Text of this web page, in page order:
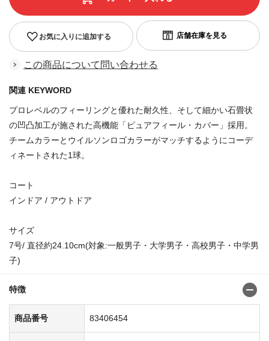
お気に入りに追加する
この商品について問い合わせる
関連 KEYWORD
プロレベルのフィーリングと優れた耐久性、そして細かい石畳状
の凹凸加工が施された高機能「ピュアフィール・カバー」採用。
チームカラーとウイルソンロゴカラーがマッチするようにコーデ
ィネートされた1球。
コート
インドア / アウトドア
サイズ
7号/ 直径約24.10cm(対象:一般男子・大学男子・高校男子・中学男
子)
特徴
商品番号 83406454